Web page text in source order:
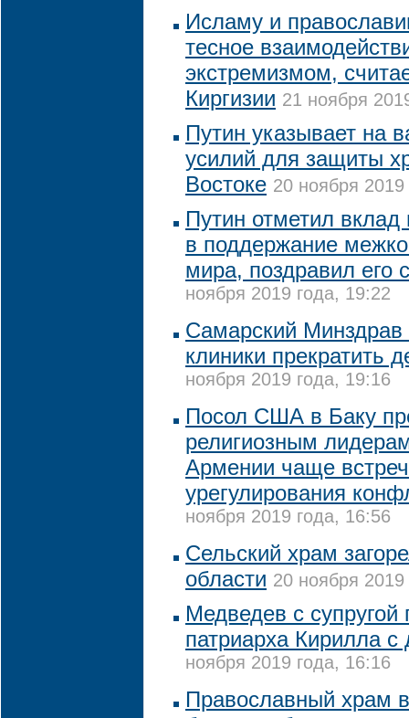
Исламу и
тесное
экстремизмом,
Киргизии 21 ноября
Путин указывает на
усилий для защиты
Востоке 20 ноября
Путин отметил
в поддержание
мира, поздравил его
ноября 2019 года, 19:22
Самарский Минздрав
клиники прекратить
ноября 2019 года, 19:16
Посол США в Баку
религиозным
Армении чаще
урегулирования
ноября 2019 года, 16:56
Сельский храм
области 20 ноября
Медведев с супругой
патриарха Кирилла
ноября 2019 года, 16:16
Православный храм